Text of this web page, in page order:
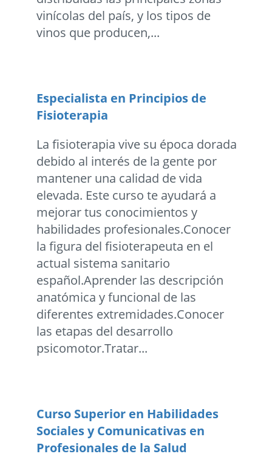
vinícolas del país, y los tipos de
vinos que producen,...
Especialista en Principios de
Fisioterapia
La fisioterapia vive su época dorada
debido al interés de la gente por
mantener una calidad de vida
elevada. Este curso te ayudará a
mejorar tus conocimientos y
habilidades profesionales.Conocer
la figura del fisioterapeuta en el
actual sistema sanitario
español.Aprender las descripción
anatómica y funcional de las
diferentes extremidades.Conocer
las etapas del desarrollo
psicomotor.Tratar...
Curso Superior en Habilidades
Sociales y Comunicativas en
Profesionales de la Salud